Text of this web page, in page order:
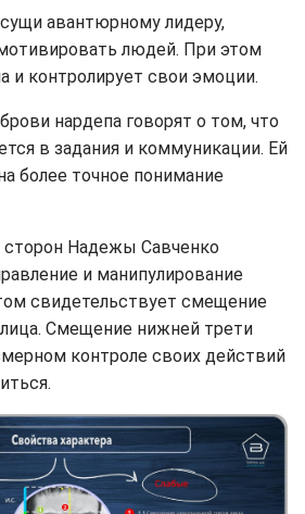
авантюрному лидеру,
людей. При этом
и контролирует свои эмоции.
нардепа говорят о том, что
в задания и коммуникации. Ей
более точное понимание
Надежы Савченко
и манипулирование
свидетельствует смещение
Смещение нижней трети
контроле своих действий